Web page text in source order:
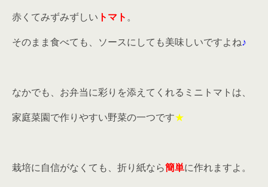
赤くてみずみずしい トマト。
そのまま食べても、ソースにしても美味しいですよね♪
なかでも、お弁当に彩りを添えてくれるミニトマトは、
家庭菜園で作りやすい野菜の一つです★
栽培に自信がなくても、折り紙なら簡単に作れますよ。